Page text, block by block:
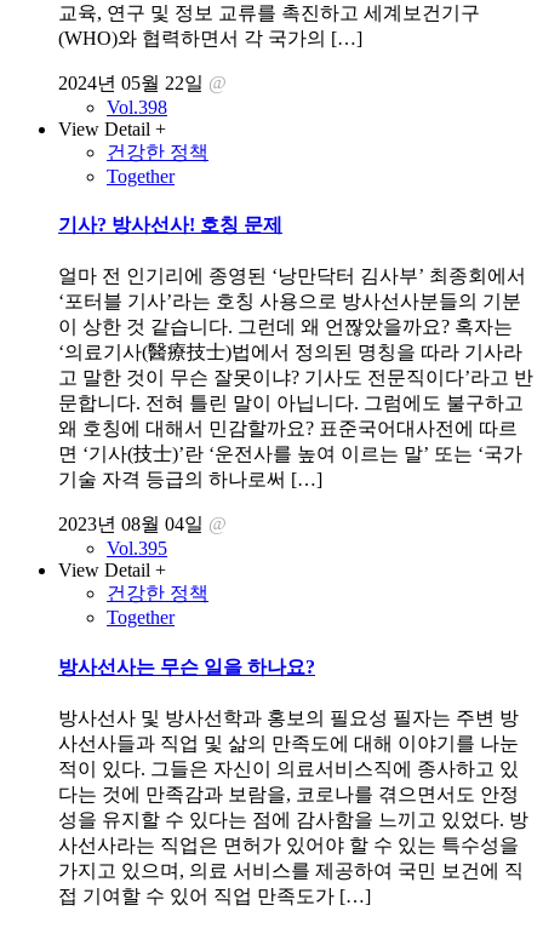
교육, 연구 및 정보 교류를 촉진하고 세계보건기구
(WHO)와 협력하면서 각 국가의 […]
2024년 05월 22일 @
Vol.398
View Detail +
건강한 정책
Together
기사? 방사선사! 호칭 문제
얼마 전 인기리에 종영된 ‘낭만닥터 김사부’ 최종회에서
‘포터블 기사’라는 호칭 사용으로 방사선사분들의 기분
이 상한 것 같습니다. 그런데 왜 언짢았을까요? 혹자는
‘의료기사(醫療技士)법에서 정의된 명칭을 따라 기사라
고 말한 것이 무슨 잘못이냐? 기사도 전문직이다’라고 반
문합니다. 전혀 틀린 말이 아닙니다. 그럼에도 불구하고
왜 호칭에 대해서 민감할까요? 표준국어대사전에 따르
면 ‘기사(技士)’란 ‘운전사를 높여 이르는 말’ 또는 ‘국가
기술 자격 등급의 하나로써 […]
2023년 08월 04일 @
Vol.395
View Detail +
건강한 정책
Together
방사선사는 무슨 일을 하나요?
방사선사 및 방사선학과 홍보의 필요성 필자는 주변 방
사선사들과 직업 및 삶의 만족도에 대해 이야기를 나눈
적이 있다. 그들은 자신이 의료서비스직에 종사하고 있
다는 것에 만족감과 보람을, 코로나를 겪으면서도 안정
성을 유지할 수 있다는 점에 감사함을 느끼고 있었다. 방
사선사라는 직업은 면허가 있어야 할 수 있는 특수성을
가지고 있으며, 의료 서비스를 제공하여 국민 보건에 직
접 기여할 수 있어 직업 만족도가 […]